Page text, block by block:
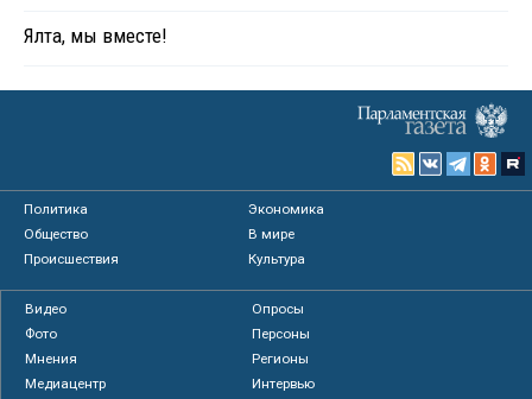
Ялта, мы вместе!
Политика
Экономика
Общество
В мире
Происшествия
Культура
Видео
Опросы
Фото
Персоны
Мнения
Регионы
Медиацентр
Интервью